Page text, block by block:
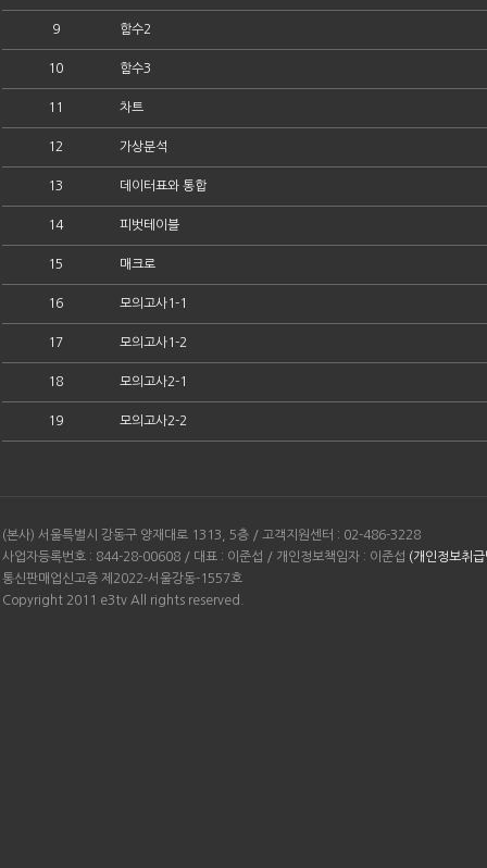
9 함수2
10 함수3
11 차트
12 가상분석
13 데이터표와 통합
14 피벗테이블
15 매크로
16 모의고사1-1
17 모의고사1-2
18 모의고사2-1
19 모의고사2-2
(본사) 서울특별시 강동구 양재대로 1313, 5층 / 고객지원센터 : 02-486-3228
사업자등록번호 : 844-28-00608 / 대표 : 이준섭 / 개인정보책임자 : 이준섭 (개인정보취
통신판매업신고증 제2022-서울강동-1557호
Copyright 2011 e3tv All rights reserved.